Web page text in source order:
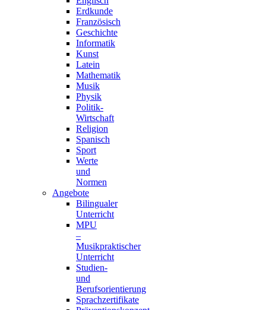
Erdkunde
Französisch
Geschichte
Informatik
Kunst
Latein
Mathematik
Musik
Physik
Politik-
Wirtschaft
Religion
Spanisch
Sport
Werte
und
Normen
Angebote
Bilingualer
Unterricht
MPU
–
Musikpraktischer
Unterricht
Studien-
und
Berufsorientierung
Sprachzertifikate